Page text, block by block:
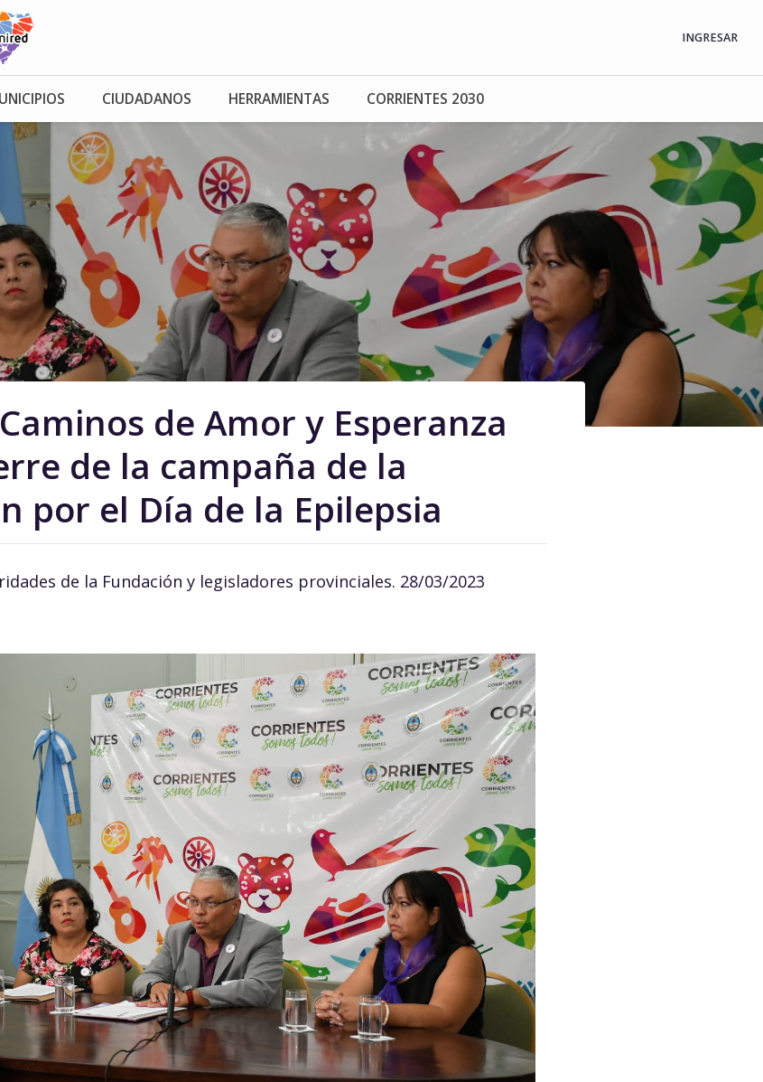
INGRESAR
CIUDADANOS HERRAMIENTAS CORRIENTES 2030
de Amor y Esperanza
de la campaña de la
por el Día de la Epilepsia
de la Fundación y legisladores provinciales. 28/03/2023